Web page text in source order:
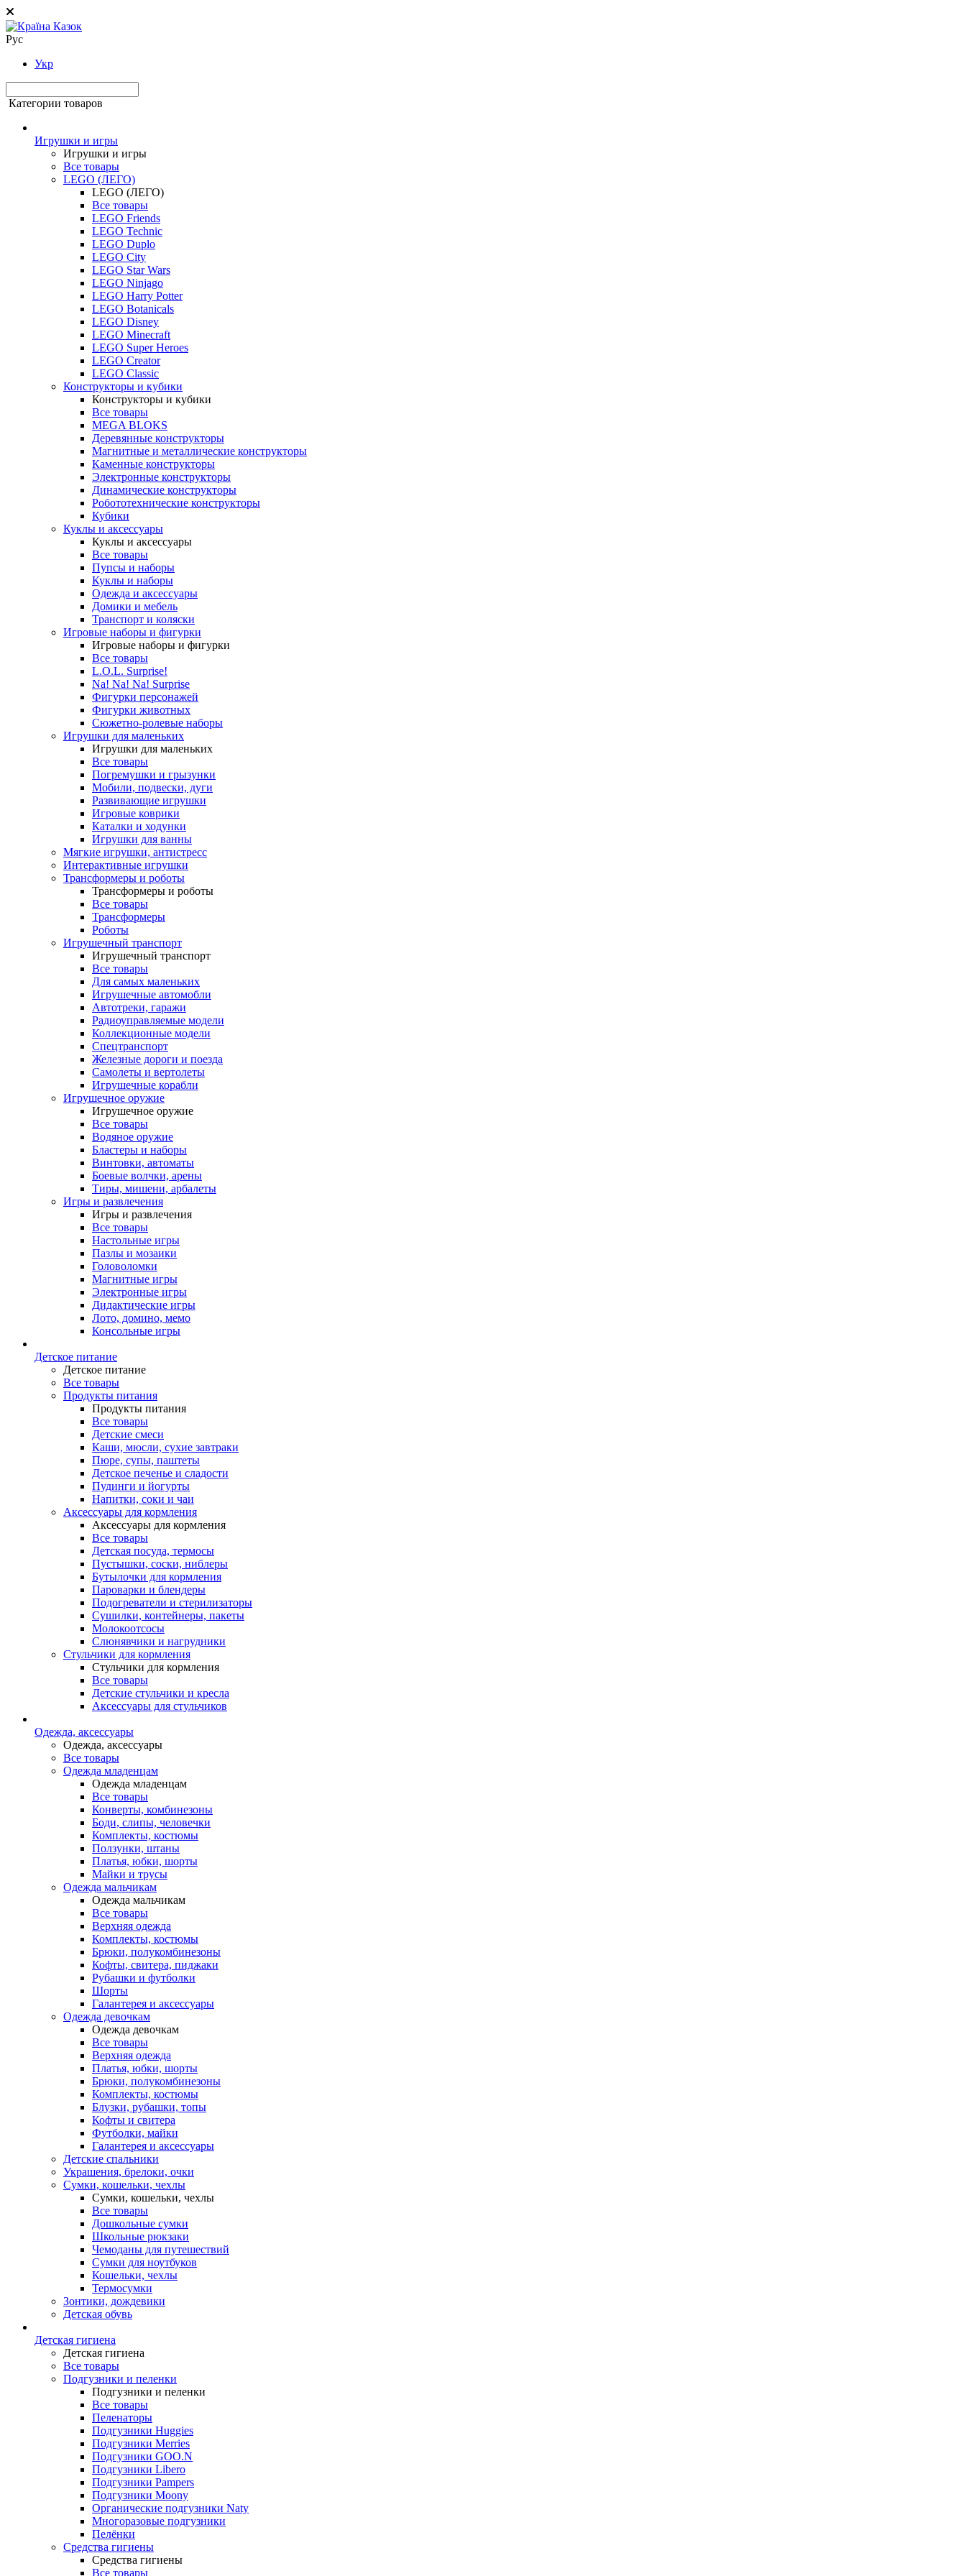
Рус
Укр
Категории товаров
Игрушки и игры
Игрушки и игры
Все товары
LEGO (ЛЕГО)
LEGO (ЛЕГО)
Все товары
LEGO Friends
LEGO Technic
LEGO Duplo
LEGO City
LEGO Star Wars
LEGO Ninjago
LEGO Harry Potter
LEGO Botanicals
LEGO Disney
LEGO Minecraft
LEGO Super Heroes
LEGO Creator
LEGO Classic
Конструкторы и кубики
Конструкторы и кубики
Все товары
MEGA BLOKS
Деревянные конструкторы
Магнитные и металлические конструкторы
Каменные конструкторы
Электронные конструкторы
Динамические конструкторы
Робототехнические конструкторы
Кубики
Куклы и аксессуары
Куклы и аксессуары
Все товары
Пупсы и наборы
Куклы и наборы
Одежда и аксессуары
Домики и мебель
Транспорт и коляски
Игровые наборы и фигурки
Игровые наборы и фигурки
Все товары
L.O.L. Surprise!
Na! Na! Na! Surprise
Фигурки персонажей
Фигурки животных
Сюжетно-ролевые наборы
Игрушки для маленьких
Игрушки для маленьких
Все товары
Погремушки и грызунки
Мобили, подвески, дуги
Развивающие игрушки
Игровые коврики
Каталки и ходунки
Игрушки для ванны
Мягкие игрушки, антистресс
Интерактивные игрушки
Трансформеры и роботы
Трансформеры и роботы
Все товары
Трансформеры
Роботы
Игрушечный транспорт
Игрушечный транспорт
Все товары
Для самых маленьких
Игрушечные автомобли
Автотреки, гаражи
Радиоуправляемые модели
Коллекционные модели
Спецтранспорт
Железные дороги и поезда
Самолеты и вертолеты
Игрушечные корабли
Игрушечное оружие
Игрушечное оружие
Все товары
Водяное оружие
Бластеры и наборы
Винтовки, автоматы
Боевые волчки, арены
Тиры, мишени, арбалеты
Игры и развлечения
Игры и развлечения
Все товары
Настольные игры
Пазлы и мозаики
Головоломки
Магнитные игры
Электронные игры
Дидактические игры
Лото, домино, мемо
Консольные игры
Детское питание
Детское питание
Все товары
Продукты питания
Продукты питания
Все товары
Детские смеси
Каши, мюсли, сухие завтраки
Пюре, супы, паштеты
Детское печенье и сладости
Пудинги и йогурты
Напитки, соки и чаи
Аксессуары для кормления
Аксессуары для кормления
Все товары
Детская посуда, термосы
Пустышки, соски, ниблеры
Бутылочки для кормления
Пароварки и блендеры
Подогреватели и стерилизаторы
Сушилки, контейнеры, пакеты
Молокоотсосы
Слюнявчики и нагрудники
Стульчики для кормления
Стульчики для кормления
Все товары
Детские стульчики и кресла
Аксессуары для стульчиков
Одежда, аксессуары
Одежда, аксессуары
Все товары
Одежда младенцам
Одежда младенцам
Все товары
Конверты, комбинезоны
Боди, слипы, человечки
Комплекты, костюмы
Ползунки, штаны
Платья, юбки, шорты
Майки и трусы
Одежда мальчикам
Одежда мальчикам
Все товары
Верхняя одежда
Комплекты, костюмы
Брюки, полукомбинезоны
Кофты, свитера, пиджаки
Рубашки и футболки
Шорты
Галантерея и аксессуары
Одежда девочкам
Одежда девочкам
Все товары
Верхняя одежда
Платья, юбки, шорты
Брюки, полукомбинезоны
Комплекты, костюмы
Блузки, рубашки, топы
Кофты и свитера
Футболки, майки
Галантерея и аксессуары
Детские спальники
Украшения, брелоки, очки
Сумки, кошельки, чехлы
Сумки, кошельки, чехлы
Все товары
Дошкольные сумки
Школьные рюкзаки
Чемоданы для путешествий
Сумки для ноутбуков
Кошельки, чехлы
Термосумки
Зонтики, дождевики
Детская обувь
Детская гигиена
Детская гигиена
Все товары
Подгузники и пеленки
Подгузники и пеленки
Все товары
Пеленаторы
Подгузники Huggies
Подгузники Merries
Подгузники GOO.N
Подгузники Libero
Подгузники Pampers
Подгузники Moony
Органические подгузники Naty
Многоразовые подгузники
Пелёнки
Средства гигиены
Средства гигиены
Все товары